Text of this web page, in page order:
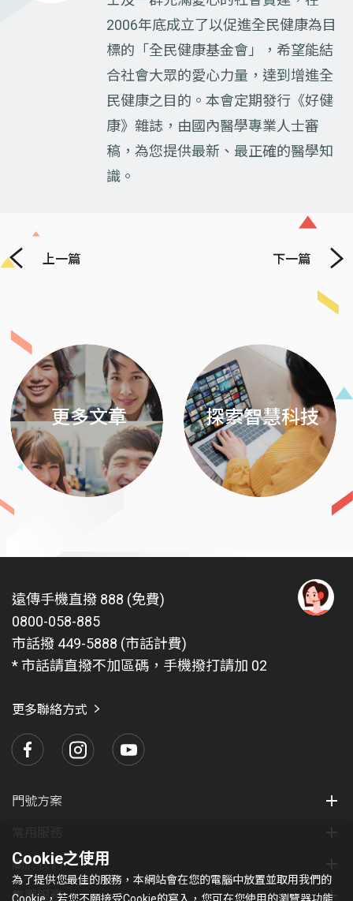
2006年底成立了以促進全民健康為目
標的「全民健康基金會」，希望能結
合社會大眾的愛心力量，達到增進全
民健康之目的。本會定期發行《好健
康》雜誌，由國內醫學專業人士審
稿，為您提供最新、最正確的醫學知
識。
上一篇 下一篇
更多文章 探索智慧科技
Next
遠傳手機直撥 888 (免費)
0800-058-885
市話撥 449-5888 (市話計費)
* 市話請直撥不加區碼，手機撥打請加 02
更多聯絡方式
門號方案
關於我們
集團服務
Cookie之使用
為了提供您最佳的服務，本網站會在您的電腦中放置並取用我們的